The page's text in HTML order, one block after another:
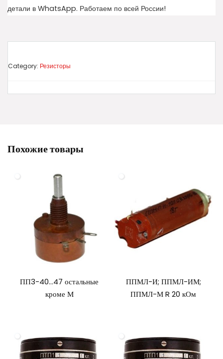
детали в WhatsApp. Работаем по всей России!
Category: Резисторы
Похожие товары
ПП3-40…47 остальные
кроме М
ППМЛ-И; ППМЛ-ИМ;
ППМЛ-М R 20 кОм